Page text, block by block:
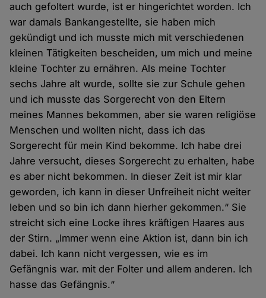
auch gefoltert wurde, ist er hingerichtet worden. Ich
war damals Bankangestellte, sie haben mich
gekündigt und ich musste mich mit verschiedenen
kleinen Tätigkeiten bescheiden, um mich und meine
kleine Tochter zu ernähren. Als meine Tochter
sechs Jahre alt wurde, sollte sie zur Schule gehen
und ich musste das Sorgerecht von den Eltern
meines Mannes bekommen, aber sie waren religiöse
Menschen und wollten nicht, dass ich das
Sorgerecht für mein Kind bekomme. Ich habe drei
Jahre versucht, dieses Sorgerecht zu erhalten, habe
es aber nicht bekommen. In dieser Zeit ist mir klar
geworden, ich kann in dieser Unfreiheit nicht weiter
leben und so bin ich dann hierher gekommen.“ Sie
streicht sich eine Locke ihres kräftigen Haares aus
der Stirn. „Immer wenn eine Aktion ist, dann bin ich
dabei. Ich kann nicht vergessen, wie es im
Gefängnis war. mit der Folter und allem anderen. Ich
hasse das Gefängnis.“